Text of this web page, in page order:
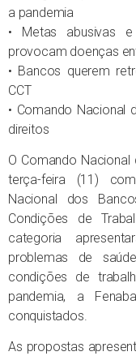
a pandemia
• Metas abusivas
provocam doenças
• Bancos querem
CCT
• Comando Nacional
direitos
O Comando
terça-feira (11)
Nacional dos
Condições de
categoria
problemas de
condições de
pandemia, a
conquistados.
As propostas